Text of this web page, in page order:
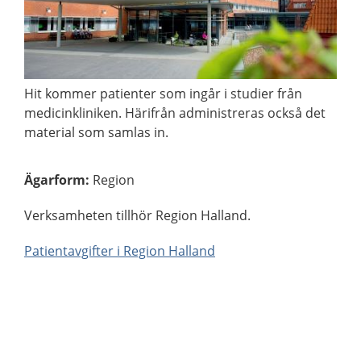
Hit kommer patienter som ingår i studier från
medicinkliniken. Härifrån administreras också det
material som samlas in.
Ägarform: Region
Verksamheten tillhör Region Halland.
Patientavgifter i Region Halland